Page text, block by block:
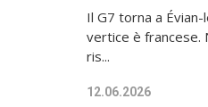
Il G7 torna a
vertice è francese.
ris...
12.06.2026